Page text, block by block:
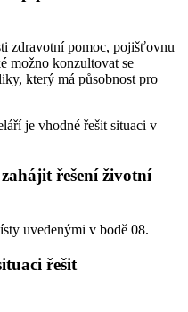
zdravotní pomoc, pojišťovnu
možno konzultovat se
který má působnost pro
je vhodné řešit situaci v
řešení životní
uvedenými v bodě 08.
řešit